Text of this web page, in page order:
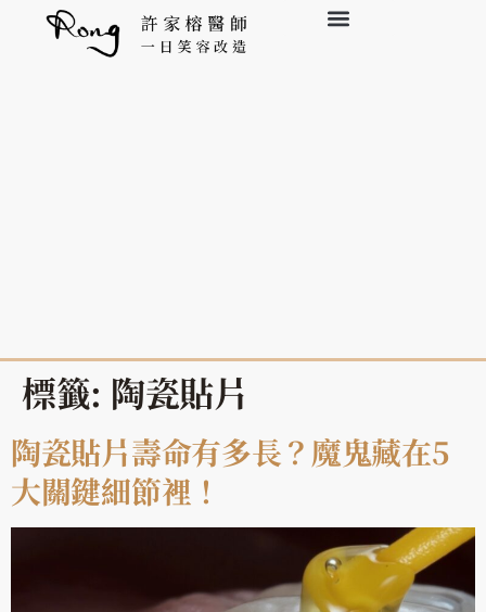
標籤: 陶瓷貼片
陶瓷貼片壽命有多長？魔鬼藏在5
大關鍵細節裡！